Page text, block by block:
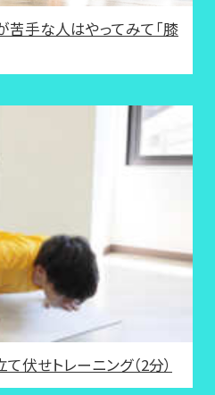
苦手な人はやってみて「膝
伏せトレーニング（2分）